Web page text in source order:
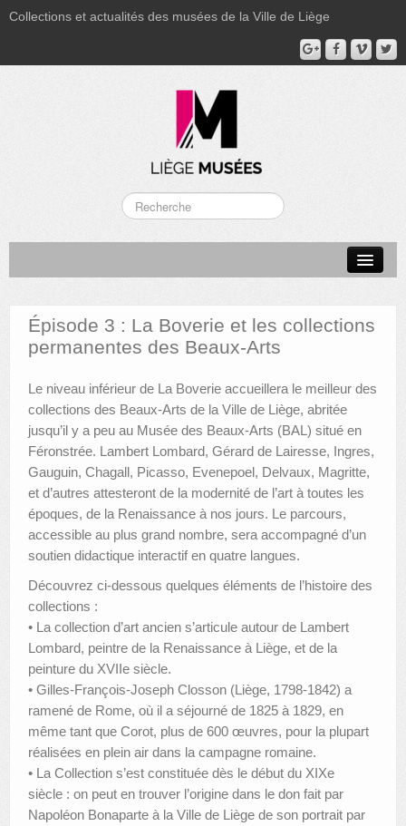
Collections et actualités des musées de la Ville de Liège
MUSÉE GRÉTRY
FONDS PATRIMONIAUX
AUTRES LIEUX
ANIMATIONS DES MUSÉES
PUBLICATIONS
LES APPELS À PROJETS
LE PORTAIL DES COLLECTIONS
Épisode 3 : La Boverie et les collections
permanentes des Beaux-Arts
Le niveau inférieur de La Boverie accueillera le meilleur des
collections des Beaux-Arts de la Ville de Liège, abritée
jusqu’il y a peu au Musée des Beaux-Arts (BAL) situé en
Féronstrée. Lambert Lombard, Gérard de Lairesse, Ingres,
Gauguin, Chagall, Picasso, Evenepoel, Delvaux, Magritte,
et d’autres attesteront de la modernité de l’art à toutes les
époques, de la Renaissance à nos jours. Le parcours,
accessible au plus grand nombre, sera accompagné d’un
soutien didactique interactif en quatre langues.
Découvrez ci-dessous quelques éléments de l’histoire des
collections :
• La collection d’art ancien s’articule autour de Lambert
Lombard, peintre de la Renaissance à Liège, et de la
peinture du XVIIe siècle.
• Gilles-François-Joseph Closson (Liège, 1798-1842) a
ramené de Rome, où il a séjourné de 1825 à 1829, en
même tant que Corot, plus de 600 œuvres, pour la plupart
réalisées en plein air dans la campagne romaine.
• La Collection s’est constituée dès le début du XIXe
siècle : on peut en trouver l’origine dans le don fait par
Napoléon Bonaparte à la Ville de Liège de son portrait par